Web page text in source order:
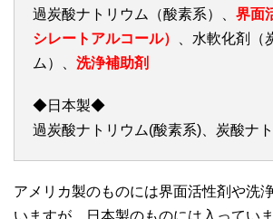
過炭酸ナトリウム（酸素系）、 界面
シレートアルコール）
、水軟化剤（
ム）、 洗浄補助剤
◆日本製◆
過炭酸ナトリウム(酸素系)、炭酸ナ
アメリカ製のものには界面活性剤や洗
いますが、日本製のものには入っていま